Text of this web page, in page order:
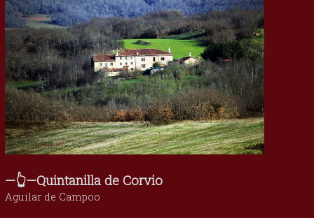
—👆—Quintanilla de Corvio
Aguilar de Campoo